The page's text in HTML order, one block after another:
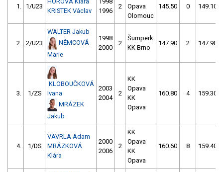
1. 1/U23
KRISTEK Václav
1996
2
Opava
Olomouc
145.50 0 149.10
2. 2/U23
WALTER Jakub
NĚMCOVÁ
Marie
1998
2000
2
Šumperk
KK Brno
147.90 2 147.90
3. 1/ZS
KLOBOUČKOVÁ
Ivana
MRÁZEK
Jakub
2003
2004
2
KK
Opava
KK
Opava
160.80 4 159.30
4. 1/DS
VAVRLA Adam
MRÁZKOVÁ
Klára
2000
2006
2
KK
Opava
KK
Opava
160.60 8 159.40